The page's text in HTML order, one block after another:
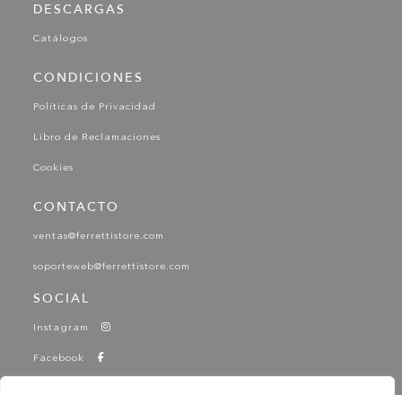
DESCARGAS
Catálogos
CONDICIONES
Políticas de Privacidad
Libro de Reclamaciones
Cookies
CONTACTO
ventas@ferrettistore.com
soporteweb@ferrettistore.com
SOCIAL
Instagram
Facebook